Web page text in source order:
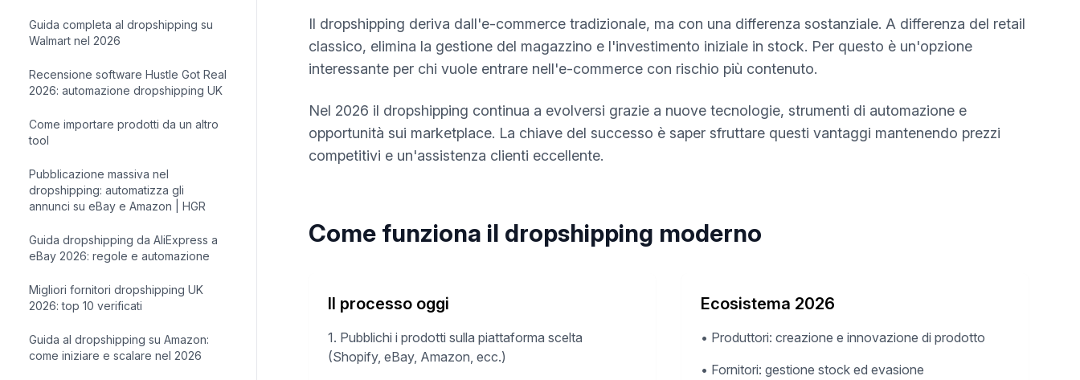
Guida completa al dropshipping su
Walmart nel 2026
Recensione software Hustle Got Real
2026: automazione dropshipping UK
Come importare prodotti da un altro
tool
Pubblicazione massiva nel
dropshipping: automatizza gli
annunci su eBay e Amazon | HGR
Guida dropshipping da AliExpress a
eBay 2026: regole e automazione
Migliori fornitori dropshipping UK
2026: top 10 verificati
Guida al dropshipping su Amazon:
come iniziare e scalare nel 2026
Il dropshipping deriva dall'e-commerce tradizionale, ma con una differenza sostanziale. A differenza del retail
classico, elimina la gestione del magazzino e l'investimento iniziale in stock. Per questo è un'opzione
interessante per chi vuole entrare nell'e-commerce con rischio più contenuto.
Nel 2026 il dropshipping continua a evolversi grazie a nuove tecnologie, strumenti di automazione e
opportunità sui marketplace. La chiave del successo è saper sfruttare questi vantaggi mantenendo prezzi
competitivi e un'assistenza clienti eccellente.
Come funziona il dropshipping moderno
Il processo oggi
1. Pubblichi i prodotti sulla piattaforma scelta
(Shopify, eBay, Amazon, ecc.)
Ecosistema 2026
• Produttori: creazione e innovazione di prodotto
• Fornitori: gestione stock ed evasione